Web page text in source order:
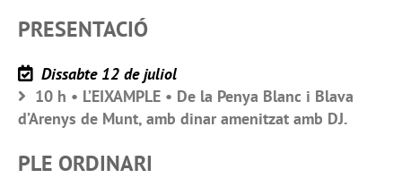
PRESENTACIÓ
Dissabte 12 de juliol
10 h • L’EIXAMPLE • De la Penya Blanc i Blava
d’Arenys de Munt, amb dinar amenitzat amb DJ.
PLE ORDINARI